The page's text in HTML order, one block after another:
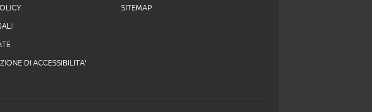
DI ACCESSIBILITA'
SITEMAP